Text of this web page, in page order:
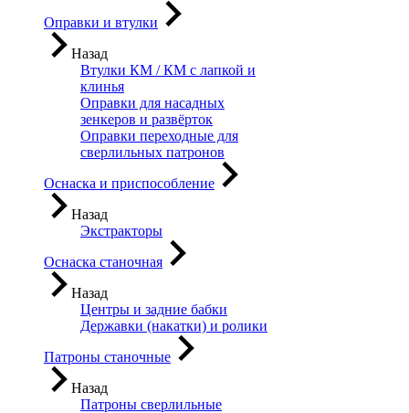
Оправки и втулки
Назад
Втулки КМ / КМ с лапкой и
клинья
Оправки для насадных
зенкеров и развёрток
Оправки переходные для
сверлильных патронов
Оснаска и приспособление
Назад
Экстракторы
Оснаска станочная
Назад
Центры и задние бабки
Державки (накатки) и ролики
Патроны станочные
Назад
Патроны сверлильные